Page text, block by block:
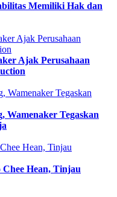
Memiliki Hak dan
Ajak Perusahaan
Wamenaker Tegaskan
Hean, Tinjau